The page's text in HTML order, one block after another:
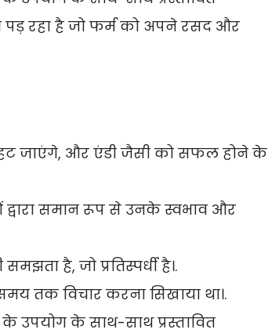
रहा है जो फर्म को अपने रसद और
जाएंगे, और एंडी जैसी को सफल होने के
द्वारा समान रूप से उनके स्वभाव और
है, जो प्रतिस्पर्धी है।.
तक विचार करना सिखाया था।.
उपयोग के साथ-साथ प्रस्तावित